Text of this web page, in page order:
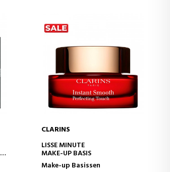
IN WINKELWAGEN
CLARINS
LISSE MINUTE
MAKE-UP BASIS
Make-up Basissen